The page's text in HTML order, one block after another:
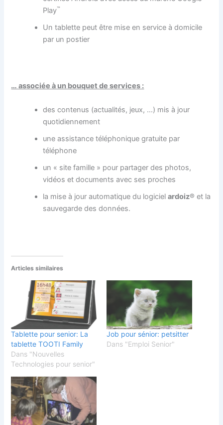
Play™
Un tablette peut être mise en service à domicile
par un postier
… associée à un bouquet de services :
des contenus (actualités, jeux, …) mis à jour
quotidiennement
une assistance téléphonique gratuite par
téléphone
un « site famille » pour partager des photos,
vidéos et documents avec ses proches
la mise à jour automatique du logicielardoiz® et la
sauvegarde des données.
Articles similaires
Tablette pour senior: La
tablette TOOTI Family
Dans "Nouvelles
Technologies pour senior"
Job pour sénior: petsitter
Dans "Emploi Senior"